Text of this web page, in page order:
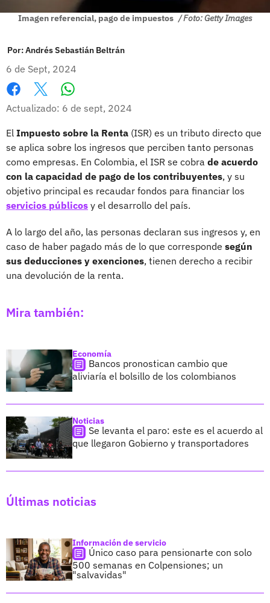
Imagen referencial, pago de impuestos / Foto: Getty Images
Por:Andrés Sebastián Beltrán
6 de Sept, 2024
Facebook
X
Actualizado: 6 de sept, 2024
El Impuesto sobre la Renta (ISR) es un tributo directo que
se aplica sobre los ingresos que perciben tanto personas
como empresas. En Colombia, el ISR se cobra de acuerdo
con la capacidad de pago de los contribuyentes, y su
objetivo principal es recaudar fondos para financiar los
servicios públicos y el desarrollo del país.
A lo largo del año, las personas declaran sus ingresos y, en
caso de haber pagado más de lo que corresponde según
sus deducciones y exenciones, tienen derecho a recibir
una devolución de la renta.
Mira también:
Economía
Bancos pronostican cambio que
aliviaría el bolsillo de los colombianos
Noticias
Se levanta el paro: este es el acuerdo al
que llegaron Gobierno y transportadores
Últimas noticias
Información de servicio
Único caso para pensionarte con solo
500 semanas en Colpensiones; un
"salvavidas"